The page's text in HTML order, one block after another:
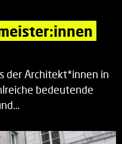
der Architekt*innen in
bedeutende